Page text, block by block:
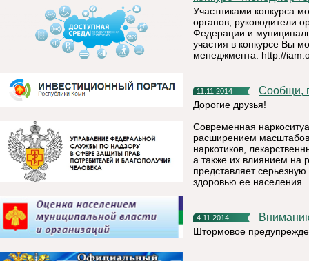
Участниками конкурса
органов, руководители
Федерации и
участия в конкурсе Вы
менеджмента: http://
11.11.2014 Сообщи,
Дорогие друзья!
Современная
расширением масштабов
наркотиков,
а также их влиянием на
представляет
здоровью ее населения.
4.11.2014
Штормовое